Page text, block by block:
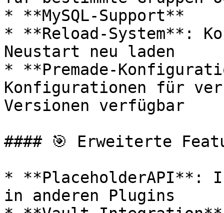
* **MySQL-Support**
* **Reload-System**:
Neustart neu laden
* **Premade-
Konfigurationen für
Versionen verfügbar
#### 🎯 Erweiterte
* **PlaceholderAPI**:
in anderen Plugins